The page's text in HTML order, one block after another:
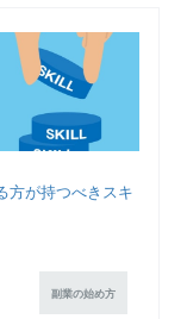
方が持つべきスキ
副業の始め方